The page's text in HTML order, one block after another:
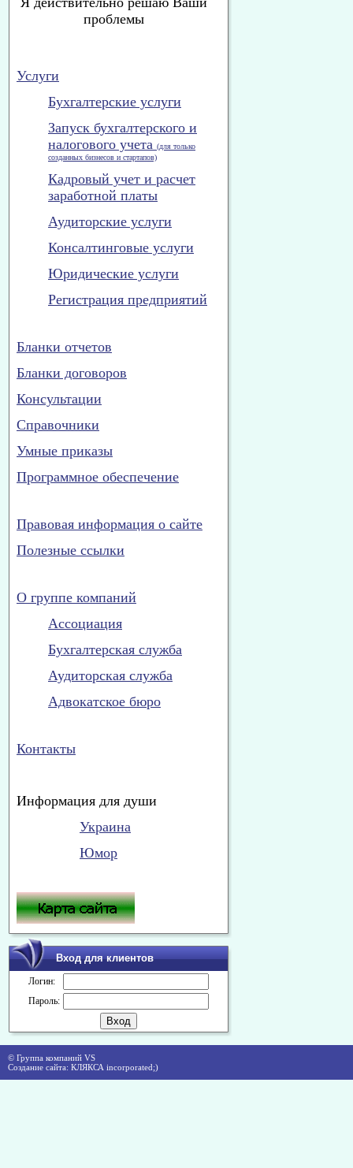
проблемы
Услуги
Бухгалтерские услуги
Запуск бухгалтерского и
налогового учета (для только
созданных бизнесов и стартапов)
Кадровый учет и расчет
заработной платы
Аудиторские услуги
Консалтинговые услуги
Юридические услуги
Регистрация предприятий
Бланки отчетов
Бланки договоров
Консультации
Справочники
Умные приказы
Программное обеспечение
Правовая информация о сайте
Полезные ссылки
О группе компаний
Ассоциация
Бухгалтерская служба
Аудиторская служба
Адвокатское бюро
Контакты
Информация для души
Украина
Юмор
Вход для клиентов
Логин:
Пароль:
© Группа компаний VS
Создание сайта: КЛЯКСА incorporated;)